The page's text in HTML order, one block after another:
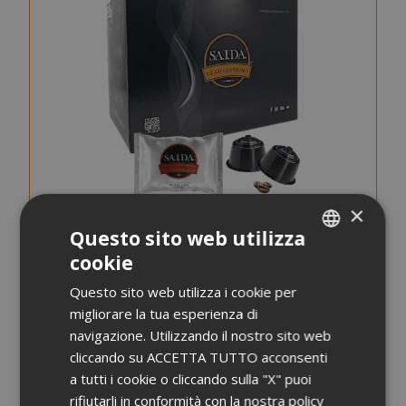
Capsule Saida Gusto Espresso Compatibili Dolce
Gusto, Miscela White Casa
da 0,248 € al pezzo
×
Questo sito web utilizza
cookie
Questo sito web utilizza i cookie per
migliorare la tua esperienza di
navigazione. Utilizzando il nostro sito web
cliccando su ACCETTA TUTTO acconsenti
a tutti i cookie o cliccando sulla "X" puoi
rifiutarli in conformità con la nostra policy